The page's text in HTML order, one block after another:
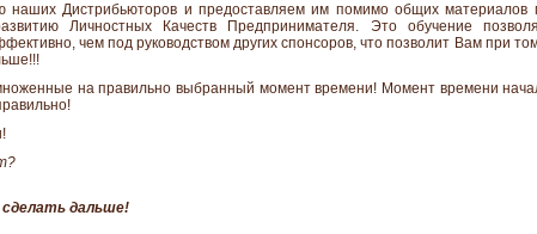
наших Дистрибьюторов и предоставляем им помимо общих материалов
Личностных Качеств Предпринимателя. Это обучение
чем под руководством других спонсоров, что позволит Вам при
на правильно выбранный момент времени! Момент времени
дальше!